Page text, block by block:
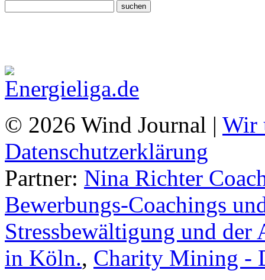
© 2026 Wind Journal | Wir
Datenschutzerklärung
Partner: Nina Richter
Bewerbungs-Coachings
Stressbewältigung und
in Köln., Charity Mining -